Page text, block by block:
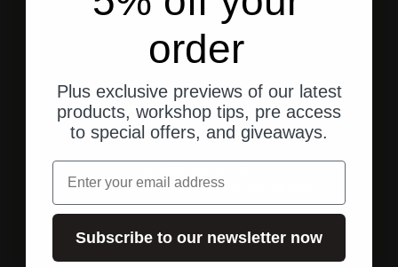
Schneller, direkter Versand an Ihre Adresse.
order
Plus exclusive previews of our latest
products, workshop tips, pre access
to special offers, and giveaways.
Email
Subscribe to our newsletter now